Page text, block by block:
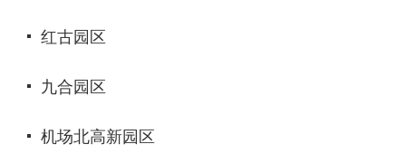
红古园区
九合园区
机场北高新园区